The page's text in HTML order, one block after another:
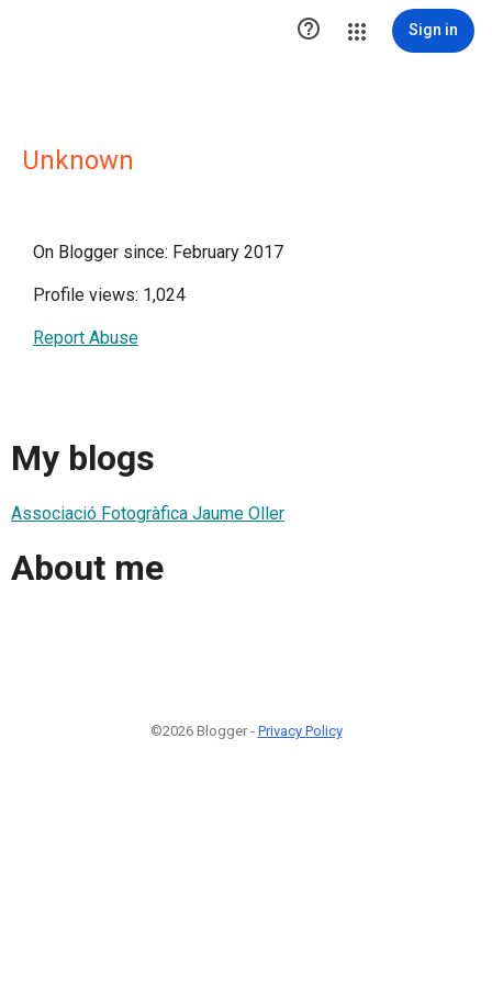
 Sign in
Unknown
On Blogger since: February 2017
Profile views: 1,024
Report Abuse
My blogs
Associació Fotogràfica Jaume Oller
About me
©2026 Blogger - Privacy Policy